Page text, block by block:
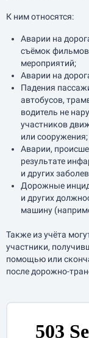
К ним относятся:
Аварии на
съёмок фильмов
мероприятий;
Аварии на
Падения
автобусов,
водитель не
участников
или сооружения;
Аварии,
результате
и других
Дорожные
и других
машину
Также из учёта
участники,
помощью или
после дорожно-